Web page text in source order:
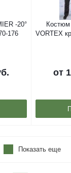
-20°
176
VORTEX
от
Показать еще